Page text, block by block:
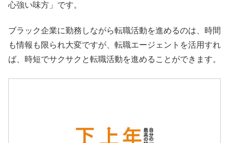
心強い味方」です。
ブラック企業に勤務しながら転職活動を進めるのは、時間
も情報も限られ大変ですが、転職エージェントを活用すれ
ば、時短でサクサクと転職活動を進めることができます。